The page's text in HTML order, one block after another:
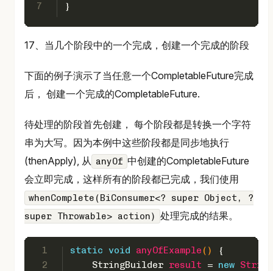
7
}
17、当几个阶段中的一个完成，创建一个完成的阶段
下面的例子演示了当任意一个CompletableFuture完成
后， 创建一个完成的CompletableFuture.
待处理的阶段首先创建， 每个阶段都是转换一个字符
串为大写。因为本例中这些阶段都是同步地执行
(thenApply), 从 anyOf 中创建的CompletableFuture
会立即完成，这样所有的阶段都已完成，我们使用
whenComplete(BiConsumer<? super Object, ?
super Throwable> action) 处理完成的结果。
1
2
static void anyOfExample ()
{
StringBuilder result = new